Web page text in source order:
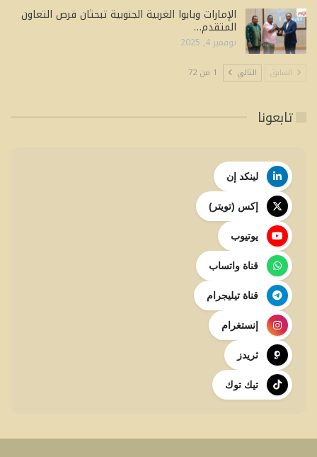
الإمارات وبابوا الغربية الجنوبية تبحثان فرص التعاون
المتقدم…
نوفمبر 4, 2025
السابق التالي 1 من 72
تابعونا
لينكد إن
إكس (تويتر)
يوتيوب
قناة واتساب
قناة تيليجرام
إنستغرام
ثريدز
تيك توك